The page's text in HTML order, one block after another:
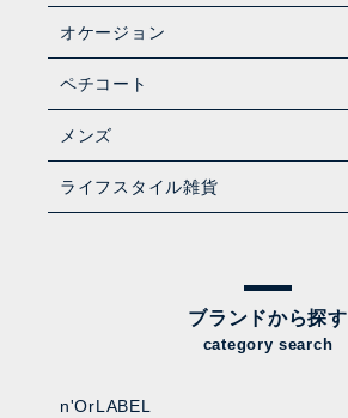
オケージョン
ペチコート
メンズ
ライフスタイル雑貨
ブランドから探す
category search
n'OrLABEL